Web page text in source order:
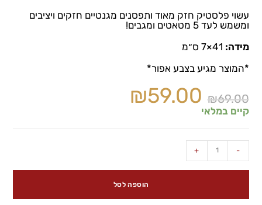
עשוי פלסטיק חזק מאוד ותפסנים מגנטיים חזקים ויציבים
ומשמש לעד 5 מטאטים ומגבים!
מידה: 41×7 ס״מ
*המוצר מגיע בצבע אפור*
₪69.00
₪59.00
קיים במלאי
-
+
הוספה לסל